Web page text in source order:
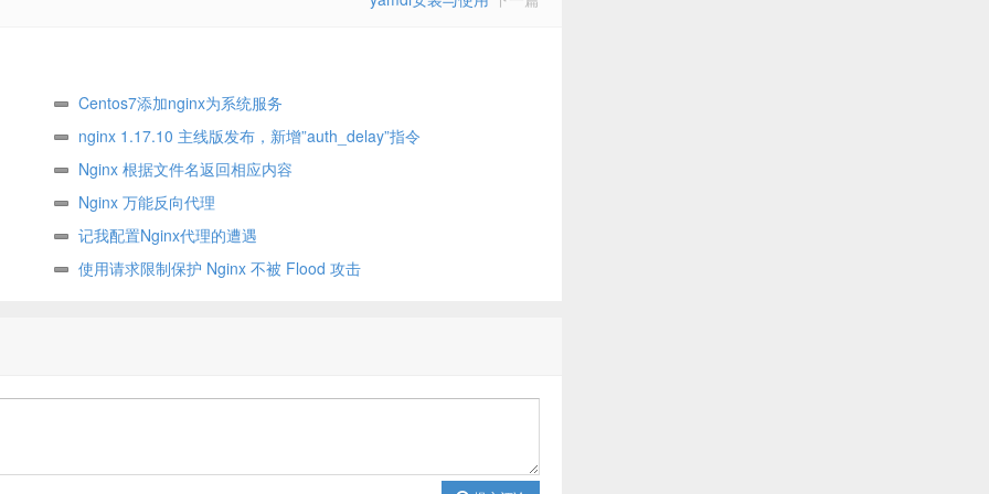
Centos7添加nginx为系统服务
nginx 1.17.10 主线版发布，新增”auth_delay”指令
Nginx 根据文件名返回相应内容
Nginx 万能反向代理
记我配置Nginx代理的遭遇
使用请求限制保护 Nginx 不被 Flood 攻击